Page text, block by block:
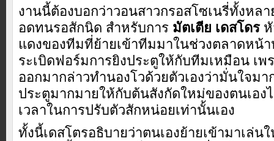
งานนี้ต้องบอกว่าวอนสาวกรอสโซเนรี่ทั้งหลา
อดทนรอสักนิด สำหรับการ มัตเตีย เดสโดรหั
แดงของทีมที่ย้ายเข้าทีมมาในช่วงตลาดหน้
ระเบิดฟอร์มการยิงประตูให้กับทีมเหมือน เพ
ออกมากล่าวทำนองโวด้วยตัวเองว่ามั่นใจมา
ประตูมากมายให้กับต้นสังกัดใหม่ของตนเอง
เวลาในการปรับตัวสักหน่อยเท่านั้นเอง
ทั้งนี้เดสโตรอธิบายว่าตนเองย้ายเข้ามาเล่น